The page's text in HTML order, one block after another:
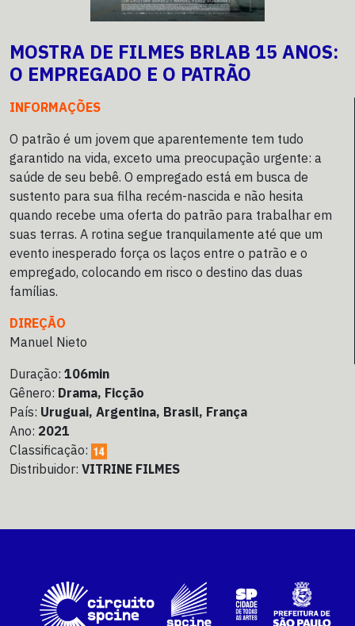
MOSTRA DE FILMES BRLAB 15 ANOS:
O EMPREGADO E O PATRÃO
INFORMAÇÕES
O patrão é um jovem que aparentemente tem tudo
garantido na vida, exceto uma preocupação urgente: a
saúde de seu bebê. O empregado está em busca de
sustento para sua filha recém-nascida e não hesita
quando recebe uma oferta do patrão para trabalhar em
suas terras. A rotina segue tranquilamente até que um
evento inesperado força os laços entre o patrão e o
empregado, colocando em risco o destino das duas
famílias.
DIREÇÃO
Manuel Nieto
Duração: 106min
Gênero: Drama, Ficção
País: Uruguai, Argentina, Brasil, França
Ano: 2021
Classificação:
Distribuidor: VITRINE FILMES